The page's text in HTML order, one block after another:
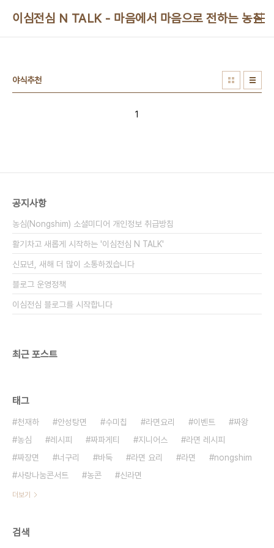
이심전심 N TALK - 마음에서 마음으로 전하는 농심
야식추천
1
공지사항
농심(Nongshim) 소셜미디어 개인정보 취급방침
활기차고 새롭게 시작하는 '이심전심 N TALK'
신묘년, 새해 더 많이 소통하겠습니다
블로그 운영정책
이심전심 블로그를 시작합니다
최근 포스트
태그
천재하 안성탕면 수미칩 라면요리 이벤트
짜왕
농심
레시피 짜파게티 지니어스
라면 레시피
짜장면
너구리 바둑 라면 요리 라면
nongshim
사랑나눔콘서트
농콘 신라면
더보기
검색